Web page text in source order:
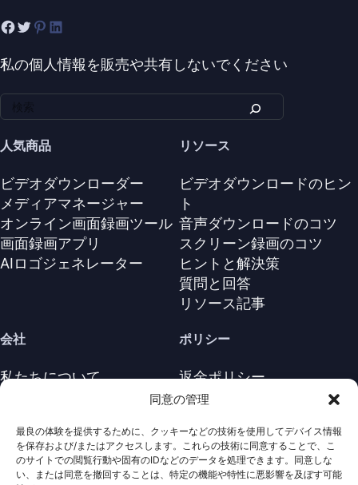
同意の管理
最良の体験を提供するために、クッキーなどの技術を使用してデバイス情報
を保存および/またはアクセスします。これらの技術に同意することで、こ
のサイトでの閲覧行動や固有のIDなどのデータを処理できます。同意しな
い、または同意を撤回することは、特定の機能や特性に悪影響を及ぼす可能
私の個人情報を販売や共有しないでください
人気商品
ビデオダウンローダー
メディアマネージャー
オンライン画面録画ツール
画面録画アプリ
AIロゴジェネレーター
リソース
ビデオダウンロードのヒン
ト
音声ダウンロードのコツ
スクリーン録画のコツ
ヒントと解決策
質問と回答
リソース記事
会社
私たちについて
ポリシー
返金ポリシー
プライバシーポリシー
利用規約
アンインストール
Cookieポリシ